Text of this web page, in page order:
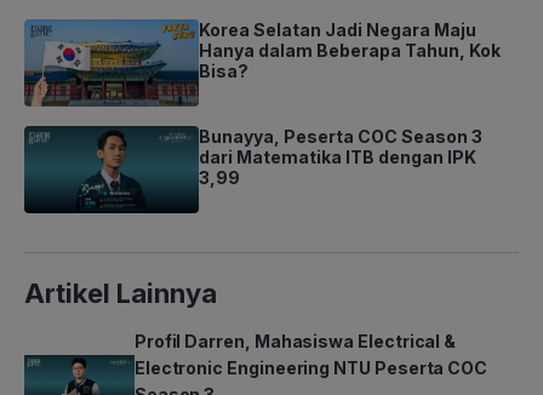
Korea Selatan Jadi Negara Maju
Hanya dalam Beberapa Tahun, Kok
Bisa?
Bunayya, Peserta COC Season 3
dari Matematika ITB dengan IPK
3,99
Artikel Lainnya
Profil Darren, Mahasiswa Electrical &
Electronic Engineering NTU Peserta COC